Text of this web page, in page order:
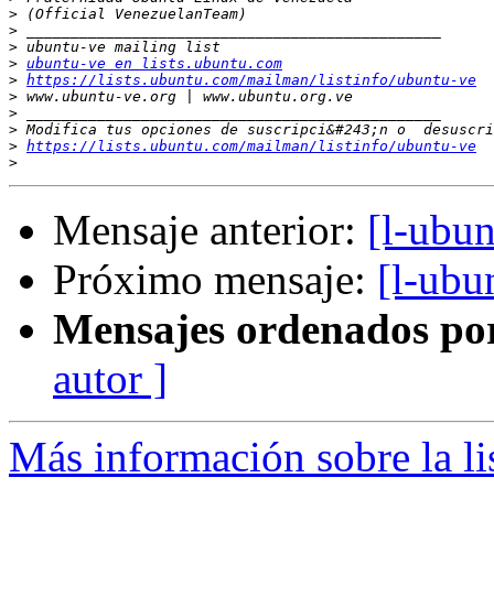
>
>
>
> ubuntu-ve en lists.ubuntu.com
> https://lists.ubuntu.com/mailman/listinfo/ubuntu-ve
>
>
>
> https://lists.ubuntu.com/mailman/listinfo/ubuntu-ve
>
Mensaje anterior: [l-
Próximo mensaje: [l-
Mensajes ordenados
autor ]
Más información sobre la